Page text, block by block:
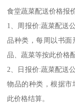
食堂蔬菜配送价格报
1、周报价:蔬菜配送
品种类，每周以书面
品、蔬菜等按此价格
2、日报价:蔬菜配送
物品的种类，根据市
此价格结算。